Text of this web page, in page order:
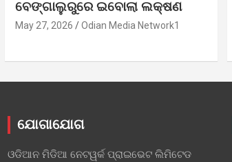
ବେଙ୍ଗାଲୁରୁରେ ଇବୋଲା ଲକ୍ଷଣ
May 27, 2026 Odian Media Network1
ଯୋଗାଯୋଗ
ଓଡିଆନ ମିଡିଆ ନେଟୱର୍କ ପ୍ରାଇଭେଟ ଲିମିଟେଡ